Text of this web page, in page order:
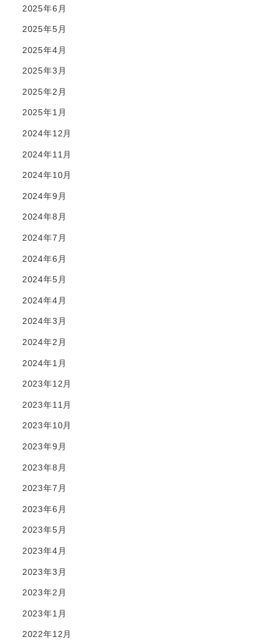
2025年6月
2025年5月
2025年4月
2025年3月
2025年2月
2025年1月
2024年12月
2024年11月
2024年10月
2024年9月
2024年8月
2024年7月
2024年6月
2024年5月
2024年4月
2024年3月
2024年2月
2024年1月
2023年12月
2023年11月
2023年10月
2023年9月
2023年8月
2023年7月
2023年6月
2023年5月
2023年4月
2023年3月
2023年2月
2023年1月
2022年12月